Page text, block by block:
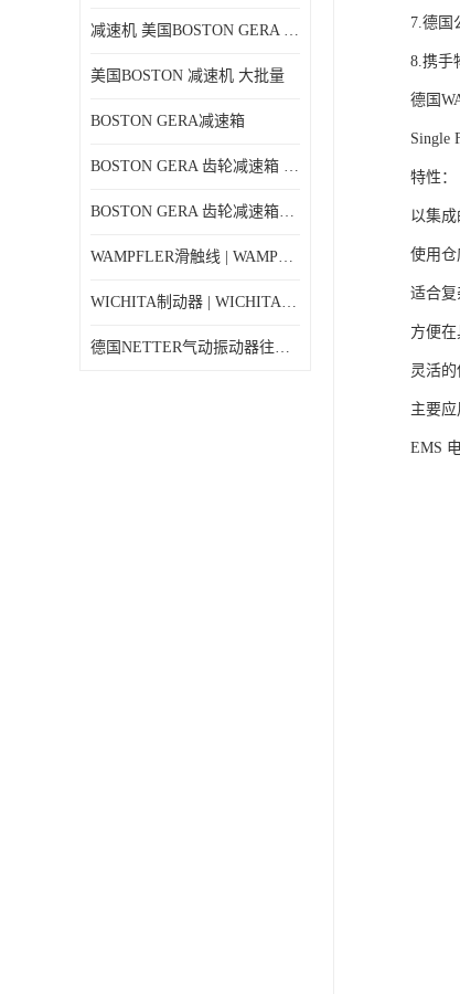
减速机 美国BOSTON GERA 批量销售
美国BOSTON 减速机 大批量
BOSTON GERA减速箱
BOSTON GERA 齿轮减速箱 F710-40-B4-G
BOSTON GERA 齿轮减速箱F710-5-B4-J
WAMPFLER滑触线 | WAMPFLER碳刷进口特价
WICHITA制动器 | WICHITA离合器产品价格
德国NETTER气动振动器往复式NTK 18AL
7.德国
8.携手
德国
Single
特性：
以集
使用仓
适合
方便
灵活
主要应
EMS